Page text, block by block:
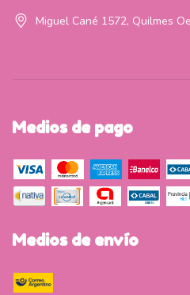
Miguel Cané 1572, Quilmes
Medios de pago
Medios de envío